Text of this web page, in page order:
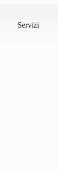
Servizi